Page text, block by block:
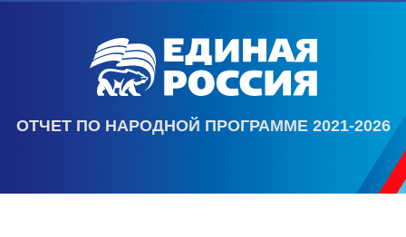
ОТЧЕТ ПО НАРОДНОЙ ПРОГРАММЕ 2021-2026